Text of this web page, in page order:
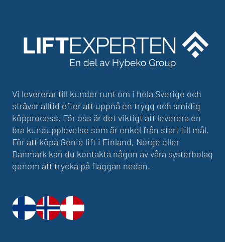
Vi levererar till kunder runt om i hela Sverige och
strävar alltid efter att uppnå en trygg och smidig
köpprocess. För oss är det viktigt att leverera en
bra kundupplevelse som är enkel från start till mål.
För att köpa Genie lift i Finland, Norge eller
Danmark kan du kontakta någon av våra systerbolag
genom att trycka på flaggan nedan.